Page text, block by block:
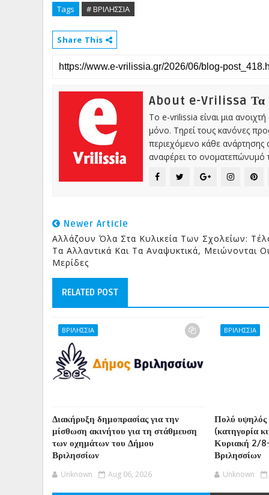
Tags # ΒΡΙΛΗΣΣΙΑ
Share This
About e-Vrilissa Τα
Το e-vrilissia είναι μια
μόνο. Τηρεί τους κανόνες
περιεχόμενο κάθε ανάρτησης
αναφέρει το ονοματεπώνυμό
Newer Article
Αλλάζουν Όλα Στα Κυλικεία Των Σχολείων:
Τα Αλλαντικά Και Τα Αναψυκτικά, Μειώνονται
Μερίδες
RELATED POST
ΒΡΙΛΗΣΣΙΑ
Διακήρυξη δημοπρασίας για την
μίσθωση ακινήτου για τη στάθμευση
των οχημάτων του Δήμου
Βριλησσίων
Unknown Aug 06, 2026
ΒΡΙΛΗΣΣΙΑ
Πολύ υψηλός
(κατηγορία
Κυριακή 2/
Βριλησσίων
Unknown